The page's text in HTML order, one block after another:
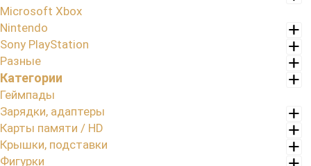
Microsoft Xbox
Nintendo
Sony PlayStation
Разные
Категории
Геймпады
Зарядки, адаптеры
Карты памяти / HD
Крышки, подставки
Фигурки